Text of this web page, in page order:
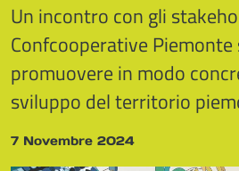
Un incontro con gli
Confcooperative
promuovere in modo
sviluppo del territorio
7 Novembre 2024